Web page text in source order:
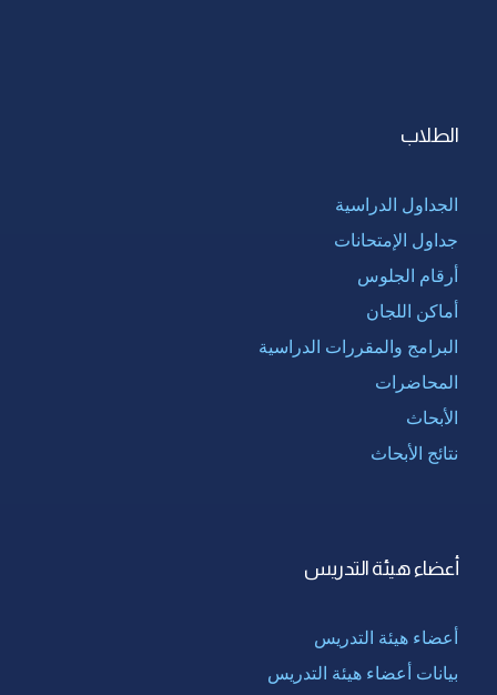
الطلاب
الجداول الدراسية
جداول الإمتحانات
أرقام الجلوس
أماكن اللجان
البرامج والمقررات الدراسية
المحاضرات
الأبحاث
نتائج الأبحاث
أعضاء هيئة التدريس
أعضاء هيئة التدريس
بيانات أعضاء هيئة التدريس